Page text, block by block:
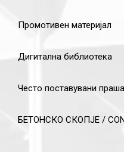
Промотивен материјал
Дигитална библиотека
Често поставувани
БЕТОНСКО СКОПЈЕ /